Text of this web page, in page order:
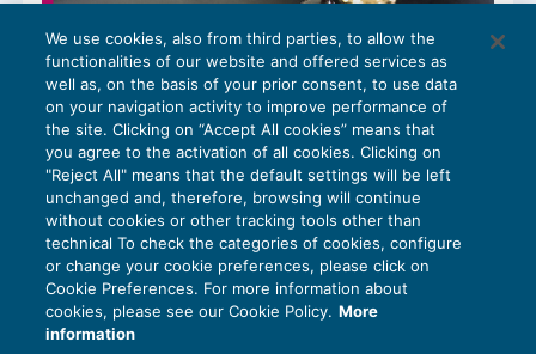
Irrinunciabilità alle ferie e onere della
prova in caso di mancata fruizione
GESTIONE DEL RAPPORTO17/03/2026
We use cookies, also from third parties, to allow the
functionalities of our website and offered services as
well as, on the basis of your prior consent, to use data
on your navigation activity to improve performance of
the site. Clicking on “Accept All cookies” means that
you agree to the activation of all cookies. Clicking on
"Reject All" means that the default settings will be left
unchanged and, therefore, browsing will continue
without cookies or other tracking tools other than
technical To check the categories of cookies, configure
or change your cookie preferences, please click on
Cookie Preferences. For more information about
cookies, please see our Cookie Policy. More
information